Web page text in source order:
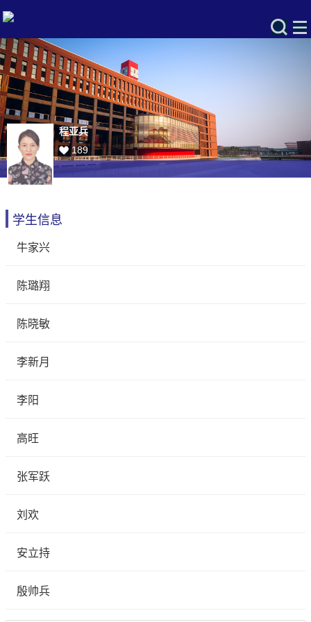
程亚兵
189
学生信息
牛家兴
陈璐翔
陈晓敏
李新月
李阳
高旺
张军跃
刘欢
安立持
殷帅兵